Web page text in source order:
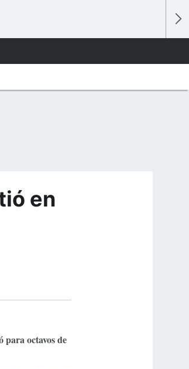
en
para octavos de